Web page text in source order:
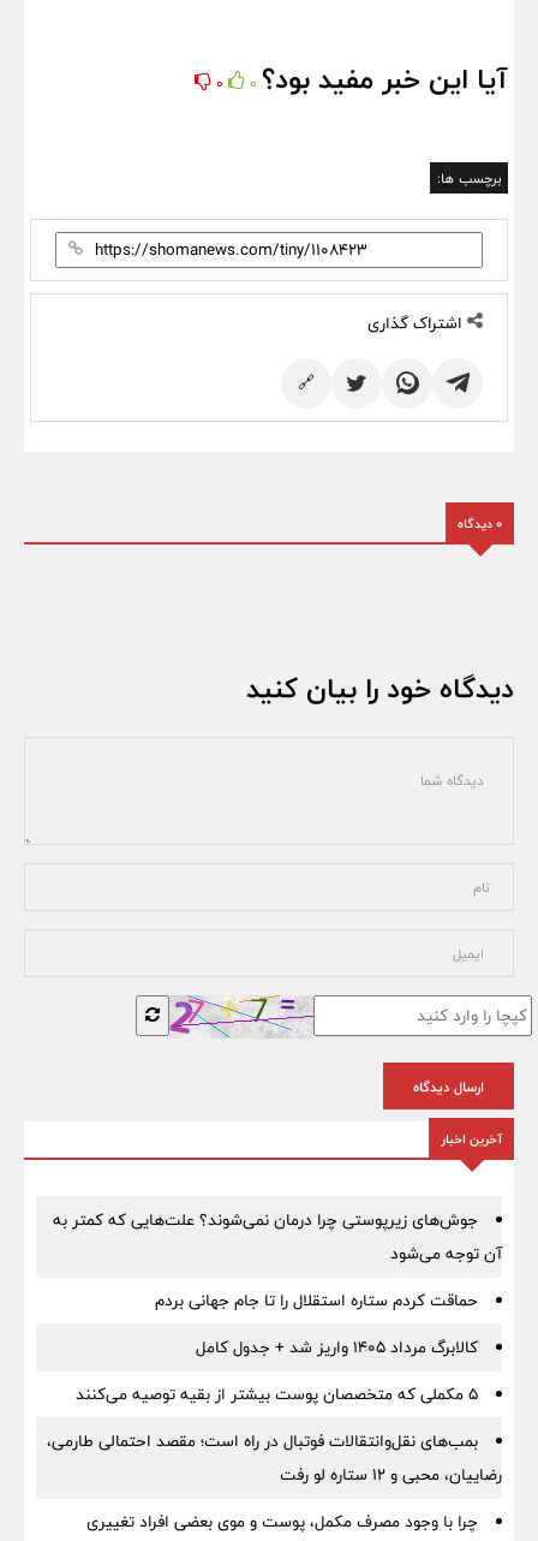
آیا این خبر مفید بود؟ 0
0
برچسب ها:
اشتراک گذاری
🔗
0 دیدگاه
دیدگاه خود را بیان کنید
ارسال دیدگاه
آخرین اخبار
جوش‌های زیرپوستی چرا درمان نمی‌شوند؟ علت‌هایی که کمتر به
آن توجه می‌شود
حماقت کردم ستاره استقلال را تا جام جهانی بردم
کالابرگ مرداد ۱۴۰۵ واریز شد + جدول کامل
۵ مکملی که متخصصان پوست بیشتر از بقیه توصیه می‌کنند
بمب‌های نقل‌وانتقالات فوتبال در راه است؛ مقصد احتمالی طارمی،
رضاییان، محبی و ۱۲ ستاره لو رفت
چرا با وجود مصرف مکمل، پوست و موی بعضی افراد تغییری